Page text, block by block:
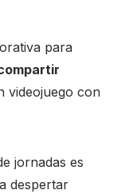
para
videojuego con
jornadas es
despertar